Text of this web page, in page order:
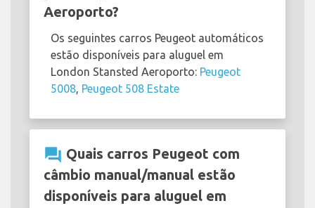
Aeroporto?
Os seguintes carros Peugeot automáticos
estão disponíveis para aluguel em
London Stansted Aeroporto: Peugeot
5008, Peugeot 508 Estate
question_answer Quais carros Peugeot com
câmbio manual/manual estão
disponíveis para aluguel em